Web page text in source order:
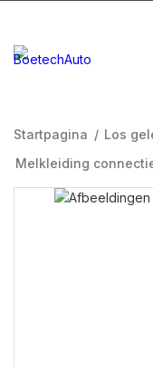
Startpagina / Los
Melkleiding